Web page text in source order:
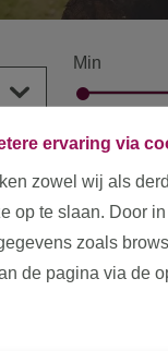
ervaring via
zowel wij als
op te slaan. Door
zoals
de pagina via de
Min